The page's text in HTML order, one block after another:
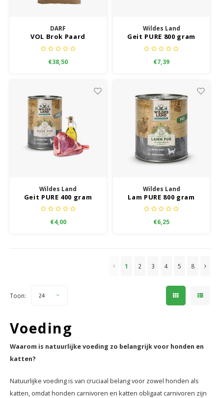
DARF
VOL Brok Paard
€38,50
Wildes Land
Geit PURE 800 gram
€7,39
Wildes Land
Geit PURE 400 gram
€4,00
Wildes Land
Lam PURE 800 gram
€6,25
1 2 3 4 5 8
Toon: 24
Voeding
Waarom is natuurlijke voeding zo belangrijk voor honden en
katten?
Natuurlijke voeding is van cruciaal belang voor zowel honden als
katten, omdat honden carnivoren en katten obligaat carnivoren zijn